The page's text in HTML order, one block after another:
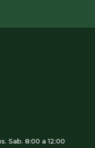
Sab. 8:00 a 12:00